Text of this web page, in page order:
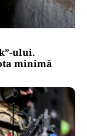
ului.
minimă